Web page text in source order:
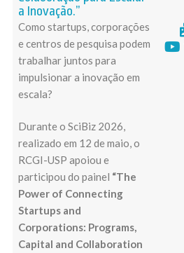
a Inovação.”
Como startups, corporações
e centros de pesquisa podem
trabalhar juntos para
impulsionar a inovação em
escala?
Durante o SciBiz 2026,
realizado em 12 de maio, o
RCGI-USP apoiou e
participou do painel “The
Power of Connecting
Startups and
Corporations: Programs,
Capital and Collaboration